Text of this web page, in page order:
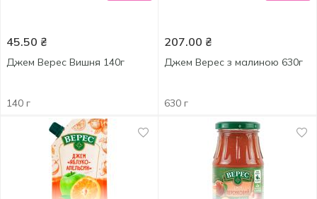
45.50 ₴
Джем Верес Вишня 140г
140 г
207.00 ₴
Джем Верес з малиною 630г
630 г